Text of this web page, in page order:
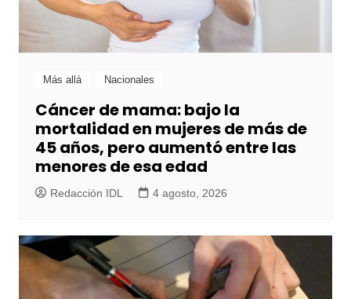
Más allá Nacionales
Cáncer de mama: bajo la
mortalidad en mujeres de más de
45 años, pero aumentó entre las
menores de esa edad
Redacción IDL 4 agosto, 2026